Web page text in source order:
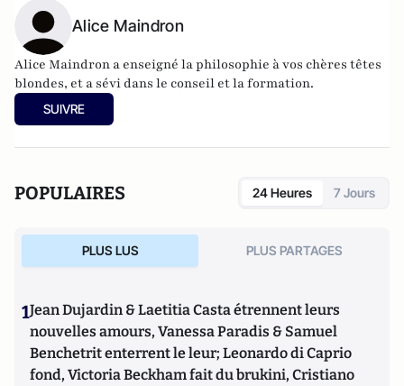
Alice Maindron
Alice Maindron a enseigné la philosophie à vos chères têtes
blondes, et a sévi dans le conseil et la formation.
SUIVRE
POPULAIRES 24 Heures 7 Jours
PLUS LUS PLUS PARTAGES
1Jean Dujardin & Laetitia Casta étrennent leurs
nouvelles amours, Vanessa Paradis & Samuel
Benchetrit enterrent le leur; Leonardo di Caprio
fond, Victoria Beckham fait du brukini, Cristiano